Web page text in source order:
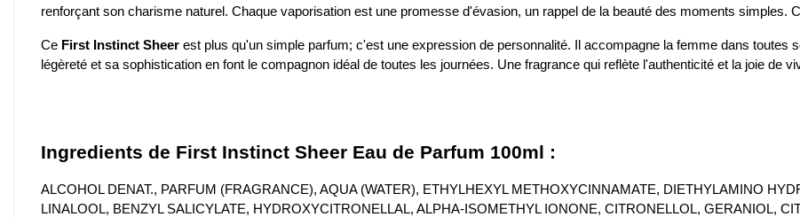
renforçant son charisme naturel. Chaque vaporisation est une promesse d'évasion, un rappel de la beauté des moments simples.
Ce First Instinct Sheer est plus qu'un simple parfum; c'est une expression de personnalité. Il accompagne la femme dans
légèreté et sa sophistication en font le compagnon idéal de toutes les journées. Une fragrance qui reflète l'authenticité et la joie de
Ingredients de First Instinct Sheer Eau de Parfum 100ml :
ALCOHOL DENAT., PARFUM (FRAGRANCE), AQUA (WATER), ETHYLHEXYL METHOXYCINNAMATE, DIETHYLAMINO
LINALOOL, BENZYL SALICYLATE, HYDROXYCITRONELLAL, ALPHA-ISOMETHYL IONONE, CITRONELLOL, GERANIOL,